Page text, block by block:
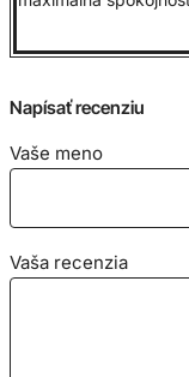
Napísať recenziu
Vaše meno
Vaša recenzia